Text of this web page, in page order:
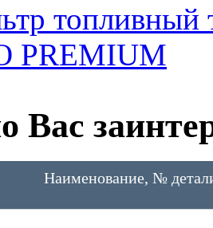
топливный
PREMIUM
Вас
Наименование, №